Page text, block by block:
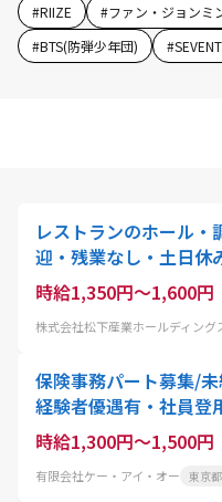
#RIIZE #ファン・ジョンミ
#BTS(防弾少年団) #
レストランのホール
迎・残業なし・土日休
間〜就業可能/スタッフ
時給1,350円～1,600円
株式会社松下産業ホールディング
保険事務パート募集/
経験者優遇有・社員登
時給1,300円～1,500円
有限会社ケー・アイ・オー 東京